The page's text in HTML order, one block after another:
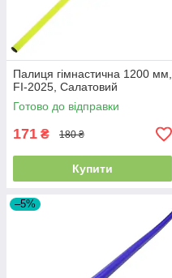
Палиця гімнастична 1200 мм,
FI-2025, Салатовий
Готово до відправки
171 ₴ 180 ₴
Купити
–5%